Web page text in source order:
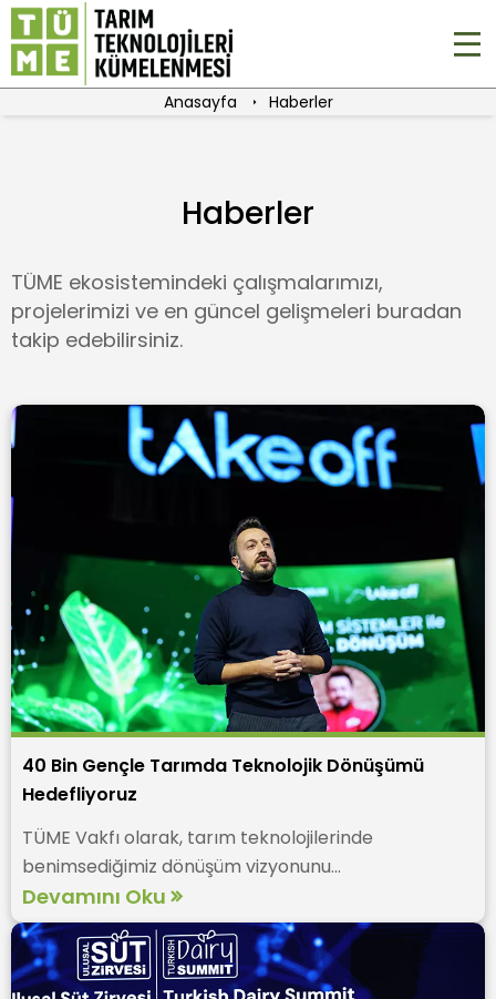
Anasayfa Haberler
Haberler
TÜME ekosistemindeki çalışmalarımızı,
projelerimizi ve en güncel gelişmeleri buradan
takip edebilirsiniz.
40 Bin Gençle Tarımda Teknolojik Dönüşümü
Hedefliyoruz
TÜME Vakfı olarak, tarım teknolojilerinde
benimsediğimiz dönüşüm vizyonunu...
Devamını Oku